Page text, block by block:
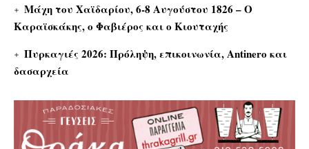
Μάχη του Χαϊδαρίου, 6-8 Αυγούστου 1826 – Ο
Καραϊσκάκης, ο Φαβιέρος και ο Κιουταχής
Πυρκαγιές 2026: Πρόληψη, επικοινωνία, Antinero και
δασαρχεία